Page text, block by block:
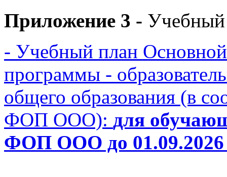
Приложение 3 -
- Учебный план
программы -
общего образования (в
ФОП ООО): для
ФОП ООО до 01.09.2026